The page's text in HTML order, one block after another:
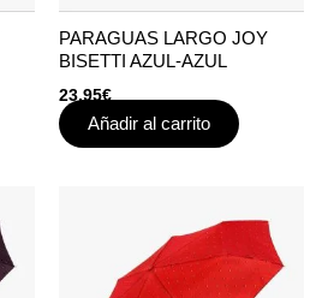
PARAGUAS LARGO JOY
BISETTI AZUL-AZUL
23,95€
Añadir al carrito